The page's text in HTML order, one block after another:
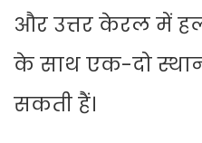
और उत्तर केरल में
के साथ एक-दो
सकती हैं।